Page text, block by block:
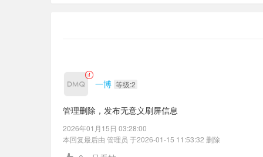
一博 等级:2
管理删除，发布无意义刷屏信息
2026年01月15日 03:28:00
本回复最后由 管理员 于2026-01-15 11:53:32 删除